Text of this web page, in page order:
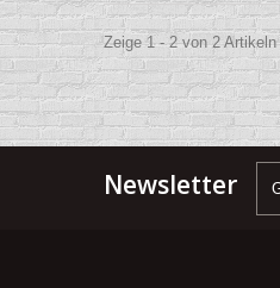
Zeige 1 - 2 von 2 Artikeln
Newsletter